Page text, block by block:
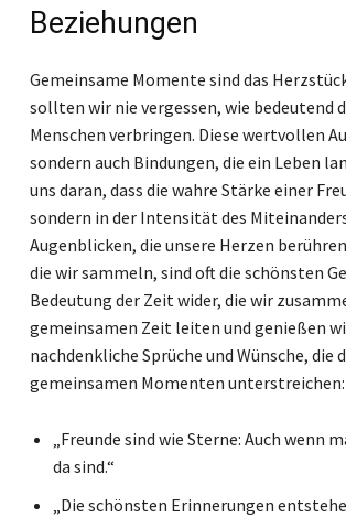
Beziehungen
Gemeinsame Momente sind das
sollten wir nie vergessen, wie bedeutend
Menschen verbringen. Diese wertvollen
sondern auch Bindungen, die ein Leben
uns daran, dass die wahre Stärke einer
sondern in der Intensität des
Augenblicken, die unsere Herzen
die wir sammeln, sind oft die schönsten
Bedeutung der Zeit wider, die wir
gemeinsamen Zeit leiten und genießen
nachdenkliche Sprüche und Wünsche,
gemeinsamen Momenten unterstreichen:
„Freunde sind wie Sterne: Auch wenn
da sind.“
„Die schönsten Erinnerungen